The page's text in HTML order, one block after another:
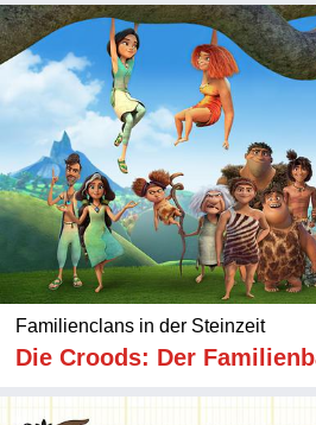
Familienclans in der Steinzeit
Die Croods: Der